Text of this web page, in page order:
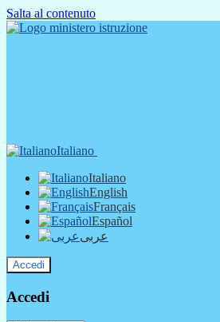
Salta al contenuto
Italiano
Italiano
English
Français
Español
عربى
Accedi
Accedi